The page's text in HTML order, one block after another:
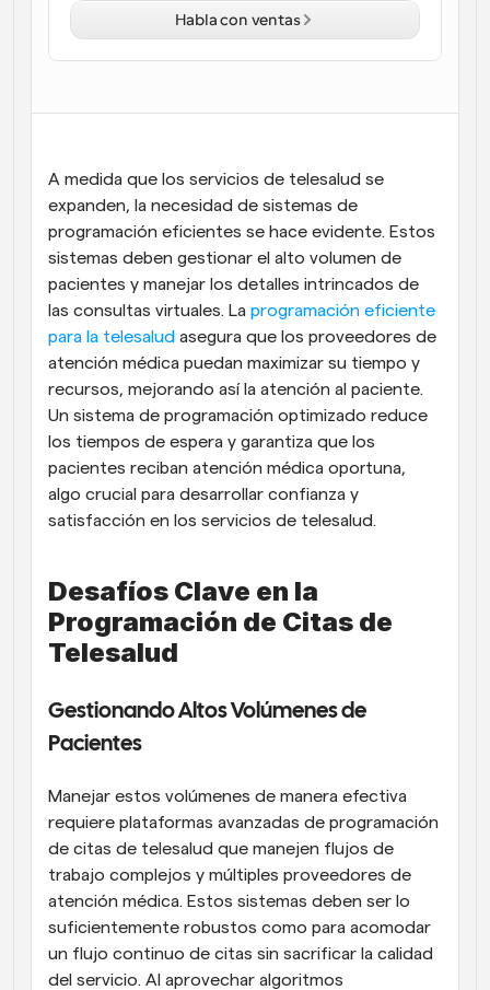
Flujos de trabajo
Automatiza la programación y los recordatorios
Reuniones Instantáneas
Reúnete con clientes en minutos
Enlaces de Grupo Dinámico
Reserva reuniones de forma fluida con varias personas
Recibe notificaciones cuando ocurra algo
A medida que los servicios de telesalud se
expanden, la necesidad de sistemas de
programación eficientes se hace evidente. Estos
sistemas deben gestionar el alto volumen de
pacientes y manejar los detalles intrincados de
las consultas virtuales. La programación eficiente
para la telesalud asegura que los proveedores de
atención médica puedan maximizar su tiempo y
recursos, mejorando así la atención al paciente.
Un sistema de programación optimizado reduce
los tiempos de espera y garantiza que los
pacientes reciban atención médica oportuna,
algo crucial para desarrollar confianza y
satisfacción en los servicios de telesalud.
Desafíos Clave en la
Programación de Citas de
Telesalud
Gestionando Altos Volúmenes de
Pacientes
Manejar estos volúmenes de manera efectiva
requiere plataformas avanzadas de programación
de citas de telesalud que manejen flujos de
trabajo complejos y múltiples proveedores de
atención médica. Estos sistemas deben ser lo
suficientemente robustos como para acomodar
un flujo continuo de citas sin sacrificar la calidad
del servicio. Al aprovechar algoritmos
Habla con ventas